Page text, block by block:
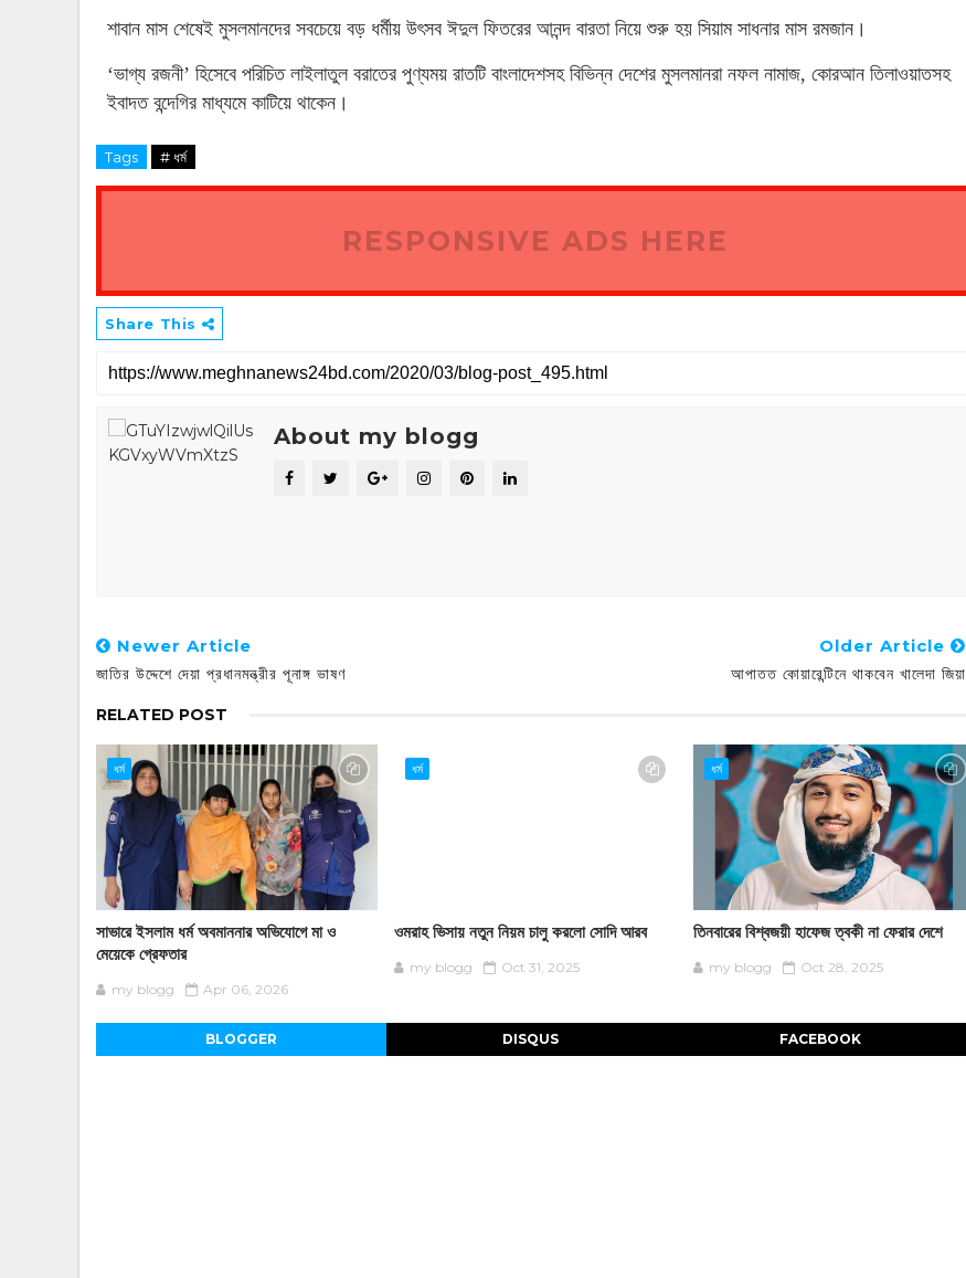
শাবান মাস শেষেই মুসলমানদের সবচেয়ে বড় ধর্মীয় উৎসব ঈদুল ফিতরের আনন্দ বারতা নিয়ে শুরু হয় সিয়াম সাধনার মাস রমজান।
‘ভাগ্য রজনী’ হিসেবে পরিচিত লাইলাতুল বরাতের পুণ্যময় রাতটি বাংলাদেশসহ বিভিন্ন দেশের মুসলমানরা নফল নামাজ, কোরআন তিলাওয়াতসহ
ইবাদত বন্দেগির মাধ্যমে কাটিয়ে থাকেন।
Tags # ধর্ম
RESPONSIVE ADS HERE
Share This
About my blogg
Newer Article
জাতির উদ্দেশে দেয়া প্রধানমন্ত্রীর পূনাঙ্গ ভাষণ
Older Article
আপাতত কোয়ারেন্টিনে থাকবেন খালেদা জিয়া
RELATED POST
ধর্ম
সাভারে ইসলাম ধর্ম অবমাননার অভিযোগে মা ও
মেয়েকে গ্রেফতার
my blogg Apr 06, 2026
ধর্ম
ওমরাহ ভিসায় নতুন নিয়ম চালু করলো সোদি আরব
my blogg Oct 31, 2025
ধর্ম
তিনবারের বিশ্বজয়ী হাফেজ ত্বকী না ফেরার দেশে
my blogg Oct 28, 2025
BLOGGER DISQUS FACEBOOK